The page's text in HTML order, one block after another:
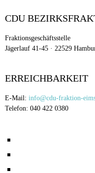
CDU
Fraktionsgeschäftsstelle
Jägerlauf 41-45 · 22529
ERREICHBARKEIT
E-Mail: info@cdu-fraktion-
Telefon: 040 422 0380